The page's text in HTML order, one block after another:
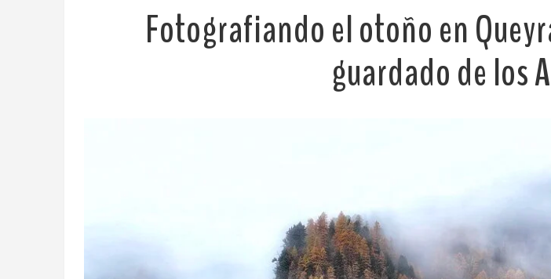
Fotografiando el otoño en
guardado de los